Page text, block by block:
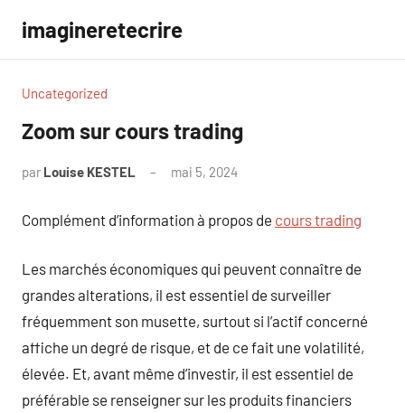
contenu
imagineretecrire
Uncategorized
Zoom sur cours trading
par Louise KESTEL mai 5, 2024
Complément d’information à propos de cours trading
Les marchés économiques qui peuvent connaître de
grandes alterations, il est essentiel de surveiller
fréquemment son musette, surtout si l’actif concerné
affiche un degré de risque, et de ce fait une volatilité,
élevée. Et, avant même d’investir, il est essentiel de
préférable se renseigner sur les produits financiers